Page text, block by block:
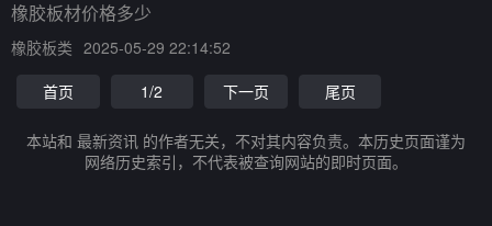
橡胶板材价格多少
橡胶板类 2025-05-29 22:14:52
首页
1/2 下一页 尾页
本站和 最新资讯 的作者无关，不对其内容负责。本历史页面谨为
网络历史索引，不代表被查询网站的即时页面。